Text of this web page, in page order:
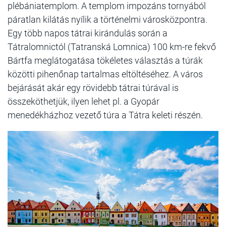
plébániatemplom. A templom impozáns tornyából
páratlan kilátás nyílik a történelmi városközpontra.
Egy több napos tátrai kirándulás során a
Tátralomnictól (Tatranská Lomnica) 100 km-re fekvő
Bártfa meglátogatása tökéletes választás a túrák
közötti pihenőnap tartalmas eltöltéséhez. A város
bejárását akár egy rövidebb tátrai túrával is
összeköthetjük, ilyen lehet pl. a Gyopár
menedékházhoz vezető túra a Tátra keleti részén.